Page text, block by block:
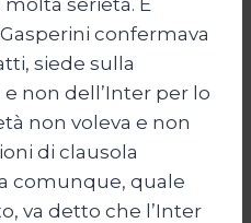
confermava
siede sulla
non dell’Inter per lo
non voleva e non
di clausola
comunque, quale
va detto che l’Inter